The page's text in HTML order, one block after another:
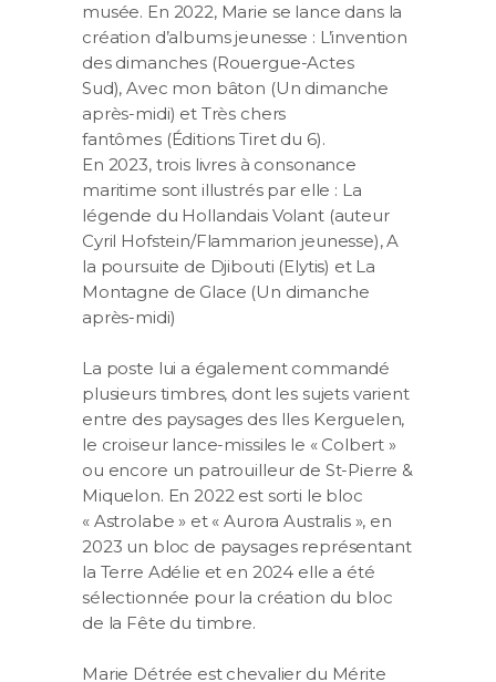
musée. En 2022, Marie se lance dans la
création d’albums jeunesse : L’invention
des dimanches (Rouergue-Actes
Sud), Avec mon bâton (Un dimanche
après-midi) et Très chers
fantômes (Éditions Tiret du 6).
En 2023, trois livres à consonance
maritime sont illustrés par elle : La
légende du Hollandais Volant (auteur
Cyril Hofstein/Flammarion jeunesse), A
la poursuite de Djibouti (Elytis) et La
Montagne de Glace (Un dimanche
après-midi)
La poste lui a également commandé
plusieurs timbres, dont les sujets varient
entre des paysages des Iles Kerguelen,
le croiseur lance-missiles le « Colbert »
ou encore un patrouilleur de St-Pierre &
Miquelon. En 2022 est sorti le bloc
« Astrolabe » et « Aurora Australis », en
2023 un bloc de paysages représentant
la Terre Adélie et en 2024 elle a été
sélectionnée pour la création du bloc
de la Fête du timbre.
Marie Détrée est chevalier du Mérite